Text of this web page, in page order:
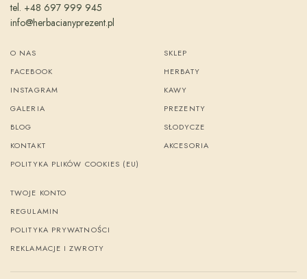
tel. +48 697 999 945
info@herbacianyprezent.pl
O NAS
FACEBOOK
INSTAGRAM
GALERIA
BLOG
KONTAKT
POLITYKA PLIKÓW COOKIES (EU)
SKLEP
HERBATY
KAWY
PREZENTY
SŁODYCZE
AKCESORIA
TWOJE KONTO
REGULAMIN
POLITYKA PRYWATNOŚCI
REKLAMACJE I ZWROTY